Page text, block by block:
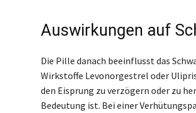
Auswirkungen auf
Die Pille danach beeinflusst das
Wirkstoffe Levonorgestrel oder
den Eisprung zu verzögern oder zu
Bedeutung ist. Bei einer